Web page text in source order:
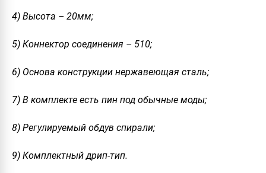
4) Высота – 20мм;
5) Коннектор соединения – 510;
6) Основа конструкции нержавеющая сталь;
7) В комплекте есть пин под обычные моды;
8) Регулируемый обдув спирали;
9) Комплектный дрип-тип.